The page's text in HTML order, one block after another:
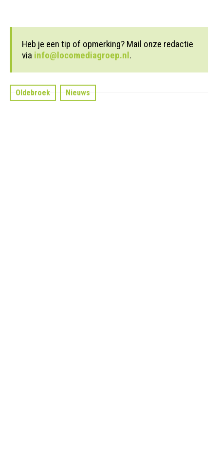
Heb je een tip of opmerking? Mail onze redactie
via info@locomediagroep.nl.
Oldebroek Nieuws